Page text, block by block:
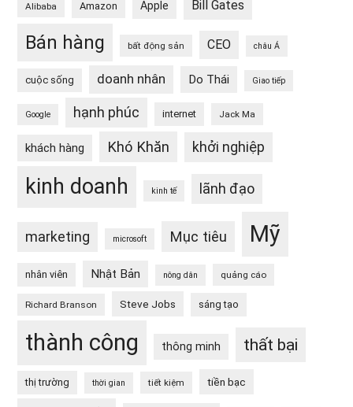
Alibaba Amazon Apple Bill Gates
Bán hàng bất động sản CEO châu Á
cuộc sống doanh nhân Do Thái Giao tiếp
Google hạnh phúc internet Jack Ma
khách hàng Khó Khăn khởi nghiệp
kinh doanh kinh tế lãnh đạo
marketing microsoft Mục tiêu Mỹ
nhân viên Nhật Bản nông dân quảng cáo
Richard Branson Steve Jobs sáng tạo
thành công thông minh thất bại
thị trường thời gian tiết kiệm tiền bạc